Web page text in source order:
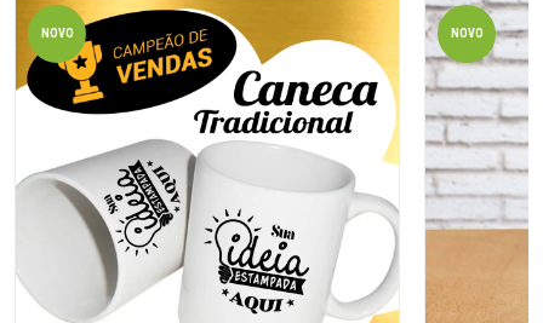
NOVO NOVO